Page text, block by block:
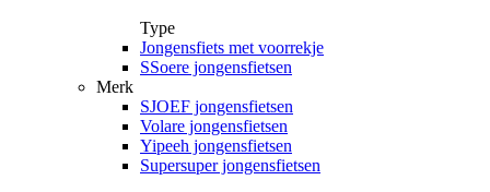
Type
Jongensfiets met voorrekje
SSoere jongensfietsen
Merk
SJOEF jongensfietsen
Volare jongensfietsen
Yipeeh jongensfietsen
Supersuper jongensfietsen